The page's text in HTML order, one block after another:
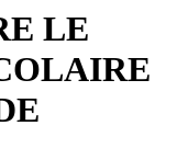
LE